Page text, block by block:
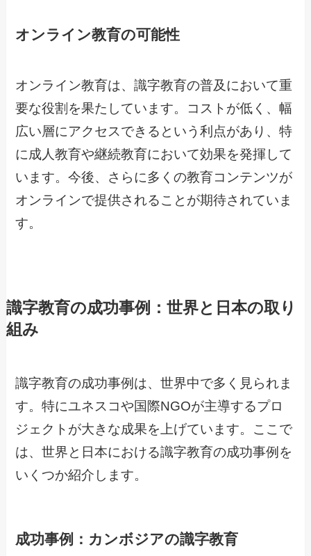
オンライン教育の可能性
オンライン教育は、識字教育の普及において重
要な役割を果たしています。コストが低く、幅
広い層にアクセスできるという利点があり、特
に成人教育や継続教育において効果を発揮して
います。今後、さらに多くの教育コンテンツが
オンラインで提供されることが期待されていま
す。
識字教育の成功事例：世界と日本の取り
組み
識字教育の成功事例は、世界中で多く見られま
す。特にユネスコや国際NGOが主導するプロ
ジェクトが大きな成果を上げています。ここで
は、世界と日本における識字教育の成功事例を
いくつか紹介します。
成功事例：カンボジアの識字教育